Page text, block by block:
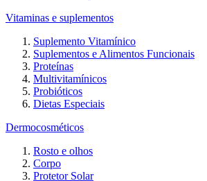
Vitaminas e suplementos
Suplemento Vitamínico
Suplementos e Alimentos Funcionais
Proteínas
Multivitamínicos
Probióticos
Dietas Especiais
Dermocosméticos
Rosto e olhos
Corpo
Protetor Solar